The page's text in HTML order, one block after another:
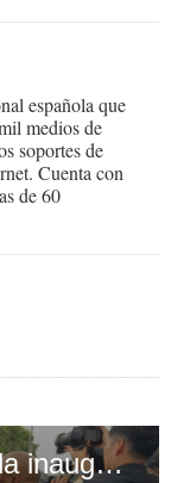
española que
medios de
soportes de
Cuenta con
de 60
Alcaldía de San Pedro Sula inaugura la construcción del sistema de aguas lluvias en la colonia Honduras